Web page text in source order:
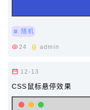
随机
24 admin
12-13
CSS鼠标悬停效果